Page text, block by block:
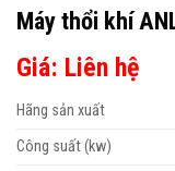
Máy thổi khí
Giá: Liên hệ
Hãng sản xuất
Công suất (kw)